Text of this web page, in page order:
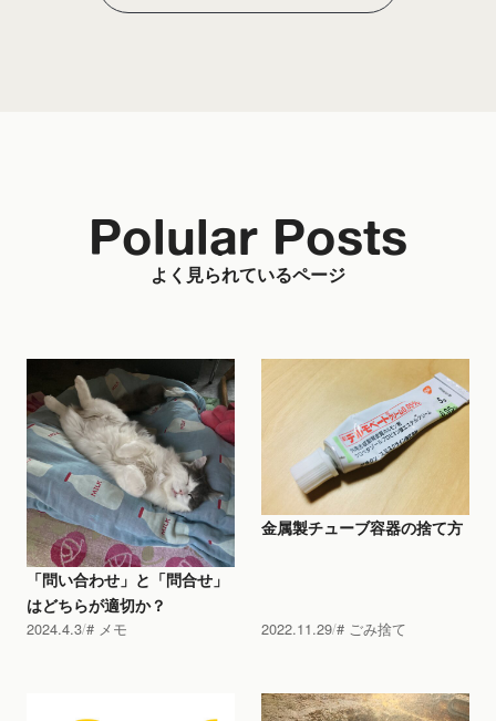
よく見られているページ
Polular Posts
「問い合わせ」と「問合せ」
はどちらが適切か？
2024.4.3 メモ
金属製チューブ容器の捨て方
2022.11.29 ごみ捨て